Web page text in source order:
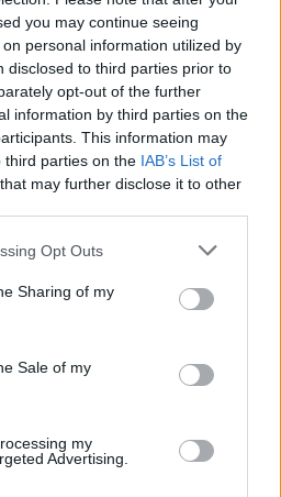
you may continue seeing
personal information utilized by
disclosed to third parties prior to
opt-out of the further
information by third parties on the
This information may
third parties on the IAB’s List of
that may further disclose it to other
Opt Outs
Sharing of my
Sale of my
my
Advertising.
de lelkében elkötelezett gamer,